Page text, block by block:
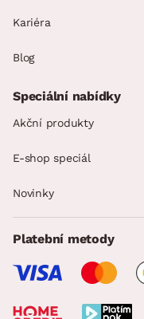
Kariéra
Blog
Speciální nabídky
Akční produkty
E-shop speciál
Novinky
Platební metody